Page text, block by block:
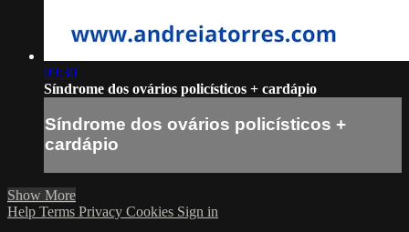
09:30
Síndrome dos ovários policísticos + cardápio
Síndrome dos ovários policísticos +
cardápio
Show More
Help Terms Privacy Cookies Sign in